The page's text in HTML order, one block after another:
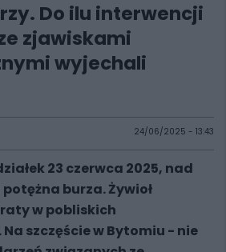
Do ilu interwencji
zjawiskami
wyjechali
24/06/2025 - 13:43
23 czerwca 2025, nad
burza. Żywioł
w pobliskich
szczęście w Bytomiu - nie